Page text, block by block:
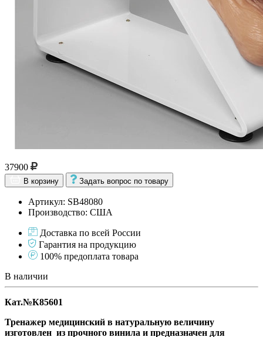
37900
В корзину Задать вопрос по товару
Артикул: SB48080
Производство: США
Доставка по всей России
Гарантия на продукцию
100% предоплата товара
В наличии
Кат.№К85601
Тренажер медицинский в натуральную величину
изготовлен из прочного винила и предназначен для